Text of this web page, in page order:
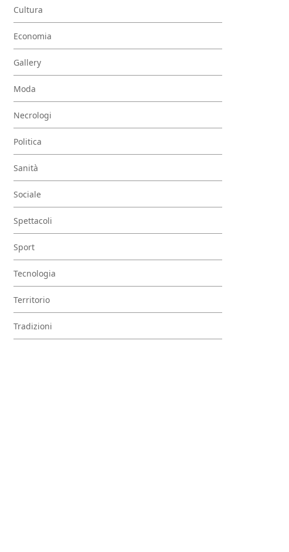
Cultura
Economia
Gallery
Moda
Necrologi
Politica
Sanità
Sociale
Spettacoli
Sport
Tecnologia
Territorio
Tradizioni